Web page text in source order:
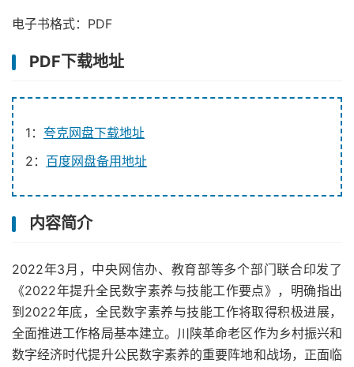
电子书格式：PDF
PDF下载地址
1： 夸克网盘下载地址
2： 百度网盘备用地址
内容简介
2022年3月，中央网信办、教育部等多个部门联合印发了
《2022年提升全民数字素养与技能工作要点》，明确指出
到2022年底，全民数字素养与技能工作将取得积极进展，
全面推进工作格局基本建立。川陕革命老区作为乡村振兴和
数字经济时代提升公民数字素养的重要阵地和战场，正面临